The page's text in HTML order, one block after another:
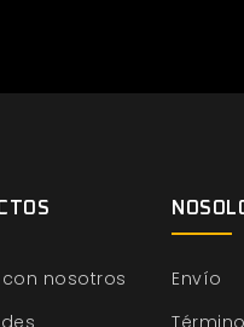
nosotros
Envío